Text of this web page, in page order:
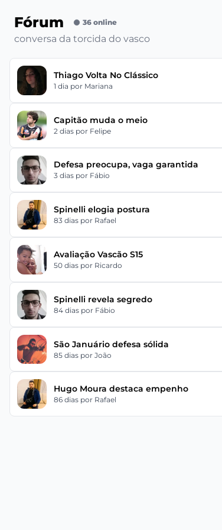
Fórum 36 online
conversa da torcida do vasco
Thiago Volta No Clássico
1 dia por Mariana
Capitão muda o meio
2 dias por Felipe
Defesa preocupa, vaga garantida
3 dias por Fábio
Spinelli elogia postura
83 dias por Rafael
Avaliação Vascão S15
50 dias por Ricardo
Spinelli revela segredo
84 dias por Fábio
São Januário defesa sólida
85 dias por João
Hugo Moura destaca empenho
86 dias por Rafael